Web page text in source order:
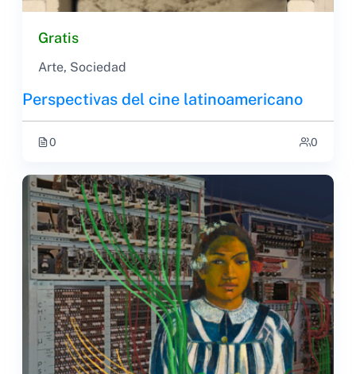
Gratis
Arte, Sociedad
Perspectivas del cine latinoamericano
0 0